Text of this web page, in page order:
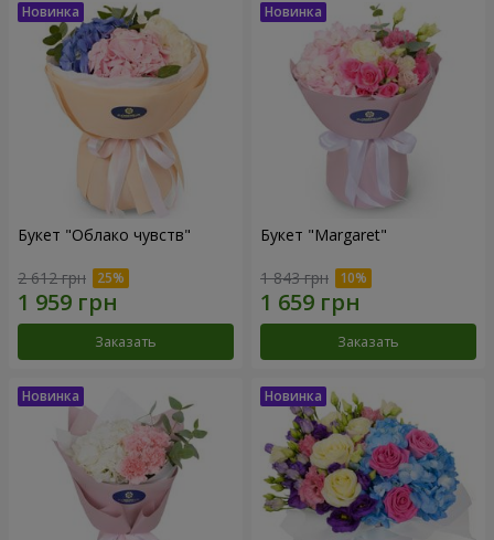
Букет "Облако чувств"
2 612 грн
Заказать
Букет "Margaret"
1 843 грн
Заказать